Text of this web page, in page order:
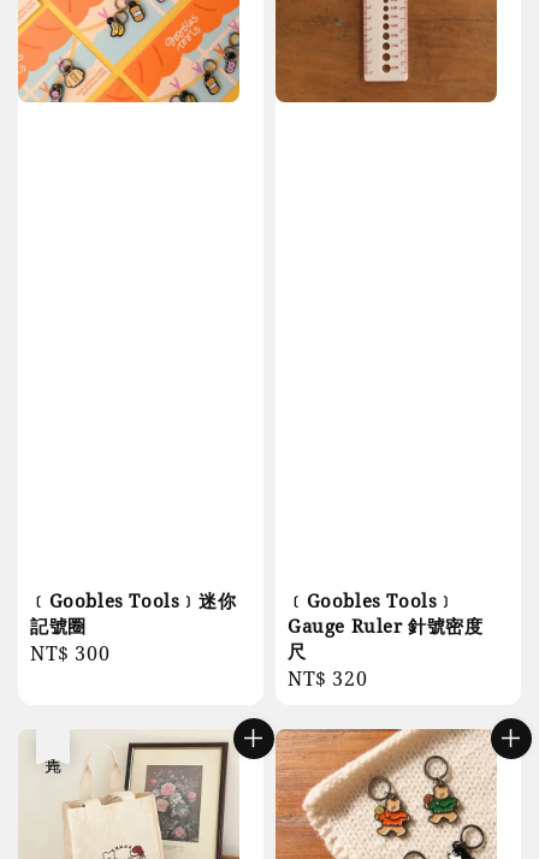
﹝Goobles Tools﹞迷你
記號圈
Regular
NT$ 300
﹝Goobles Tools﹞
Gauge Ruler 針號密度
尺
Regular
NT$ 320